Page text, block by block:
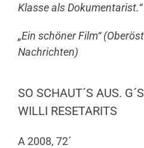
Klasse als
„Ein schöner Film“
Nachrichten)
SO SCHAUT´S AUS.
WILLI RESETARITS
A 2008, 72´